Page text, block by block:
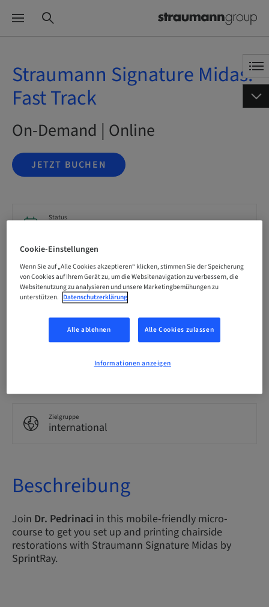
Straumann Signature Midas:
Fast Track
On-Demand | Online
JETZT BUCHEN
Status
Sprache
Englisch
Punkte
0.00 Punkte
Bereitstellungsmethode
Zielgruppe
international
Beschreibung
Join Dr. Pedrinaci in this mobile-friendly micro-
course to get you set up and printing chairside
restorations with Straumann Signature Midas by
SprintRay.
Cookie-Einstellungen
Wenn Sie auf „Alle Cookies akzeptieren“ klicken, stimmen Sie der Speicherung
von Cookies auf Ihrem Gerät zu, um die Websitenavigation zu verbessern, die
Websitenutzung zu analysieren und unsere Marketingbemühungen zu
unterstützen. Datenschutzerklärung
Alle ablehnen Alle Cookies zulassen
Informationen anzeigen